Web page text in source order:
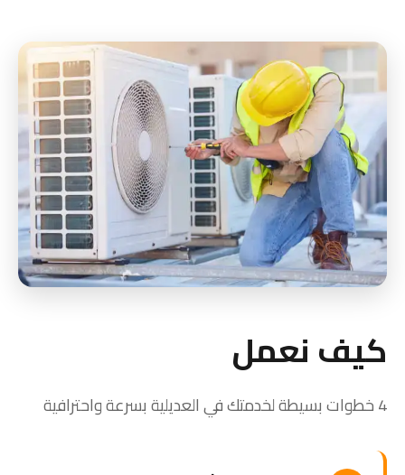
كيف نعمل
4 خطوات بسيطة لخدمتك في العديلية بسرعة واحترافية